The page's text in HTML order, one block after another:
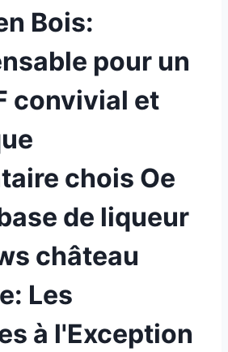
Bois:
pour un
convivial et
chois Oe
de liqueur
château
Les
à l'Exception